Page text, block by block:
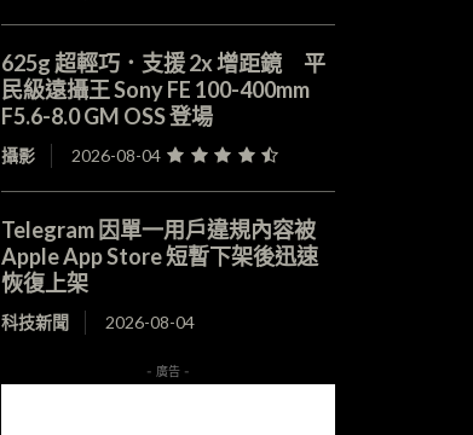
625g 超輕巧．支援 2x 增距鏡 平
民級遠攝王 Sony FE 100-400mm
F5.6-8.0 GM OSS 登場
攝影 2026-08-04
Telegram 因單一用戶違規內容被
Apple App Store 短暫下架後迅速
恢復上架
科技新聞 2026-08-04
- 廣告 -